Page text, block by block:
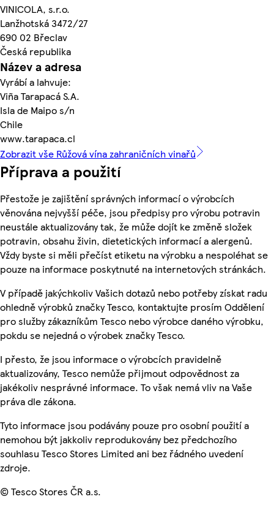
VINICOLA, s.r.o.
Lanžhotská 3472/27
690 02 Břeclav
Česká republika
Název a adresa
Vyrábí a lahvuje:
Viña Tarapacá S.A.
Isla de Maipo s/n
Chile
www.tarapaca.cl
Zobrazit vše Růžová vína zahraničních vinařů
Příprava a použití
Přestože je zajištění správných informací o výrobcích
věnována nejvyšší péče, jsou předpisy pro výrobu potravin
neustále aktualizovány tak, že může dojít ke změně složek
potravin, obsahu živin, dietetických informací a alergenů.
Vždy byste si měli přečíst etiketu na výrobku a nespoléhat se
pouze na informace poskytnuté na internetových stránkách.
V případě jakýchkoliv Vašich dotazů nebo potřeby získat radu
ohledně výrobků značky Tesco, kontaktujte prosím Oddělení
pro služby zákazníkům Tesco nebo výrobce daného výrobku,
pokdu se nejedná o výrobek značky Tesco.
I přesto, že jsou informace o výrobcích pravidelně
aktualizovány, Tesco nemůže přijmout odpovědnost za
jakékoliv nesprávné informace. To však nemá vliv na Vaše
práva dle zákona.
Tyto informace jsou podávány pouze pro osobní použití a
nemohou být jakkoliv reprodukovány bez předchozího
souhlasu Tesco Stores Limited ani bez řádného uvedení
zdroje.
© Tesco Stores ČR a.s.